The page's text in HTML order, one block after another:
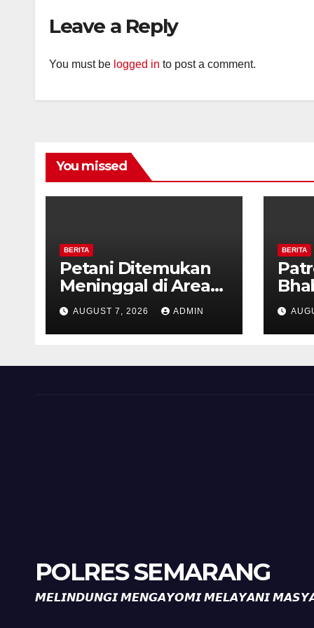
Leave a Reply
You must be logged in to post a comment.
You missed
BERITA
Petani Ditemukan
Meninggal di Area
Persawahan
Kalibeji, Polisi
Pastikan Tidak Ada
AUGUST 7, 2026 ADMIN
BERITA
dan
POLRES SEMARANG
𝙈𝙀𝙇𝙄𝙉𝘿𝙐𝙉𝙂𝙄 𝙈𝙀𝙉𝙂𝘼𝙔𝙊𝙈𝙄 𝙈𝙀𝙇𝘼𝙔𝘼𝙉𝙄